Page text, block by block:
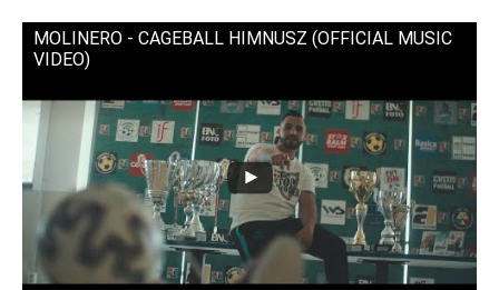
MOLINERO - CAGEBALL HIMNUSZ (OFFICIAL MUSIC
VIDEO)